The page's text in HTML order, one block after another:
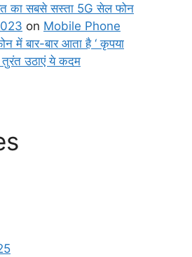
का सबसे सस्ता 5G सेल फोन
on Mobile Phone
में बार-बार आता है ‘ कृपया
उठाएं ये कदम